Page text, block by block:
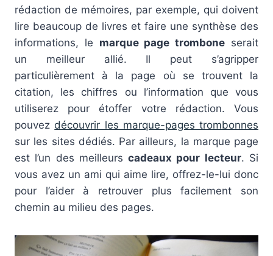
rédaction de mémoires, par exemple, qui doivent
lire beaucoup de livres et faire une synthèse des
informations, le marque page trombone serait
un meilleur allié. Il peut s’agripper
particulièrement à la page où se trouvent la
citation, les chiffres ou l’information que vous
utiliserez pour étoffer votre rédaction. Vous
pouvez découvrir les marque-pages trombonnes
sur les sites dédiés. Par ailleurs, la marque page
est l’un des meilleurscadeaux pour lecteur. Si
vous avez un ami qui aime lire, offrez-le-lui donc
pour l’aider à retrouver plus facilement son
chemin au milieu des pages.